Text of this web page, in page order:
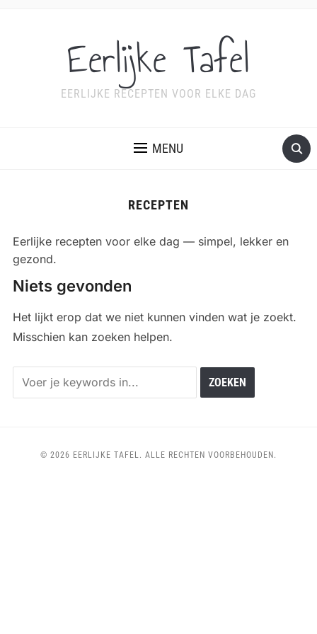
Eerlijke Tafel
EERLIJKE RECEPTEN VOOR ELKE DAG
MENU
RECEPTEN
Eerlijke recepten voor elke dag — simpel, lekker en
gezond.
Niets gevonden
Het lijkt erop dat we niet kunnen vinden wat je zoekt.
Misschien kan zoeken helpen.
© 2026 EERLIJKE TAFEL. ALLE RECHTEN VOORBEHOUDEN.